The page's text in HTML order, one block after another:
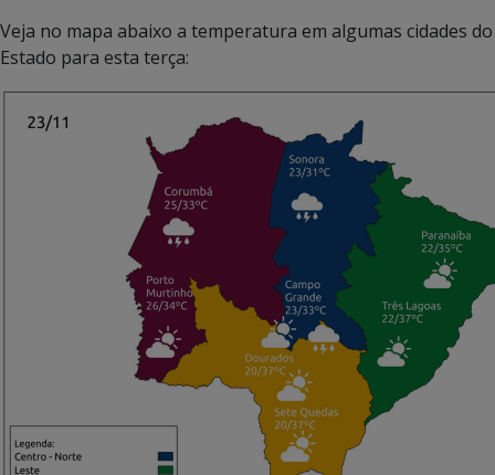
Veja no mapa abaixo a temperatura em algumas cidades do
Estado para esta terça: